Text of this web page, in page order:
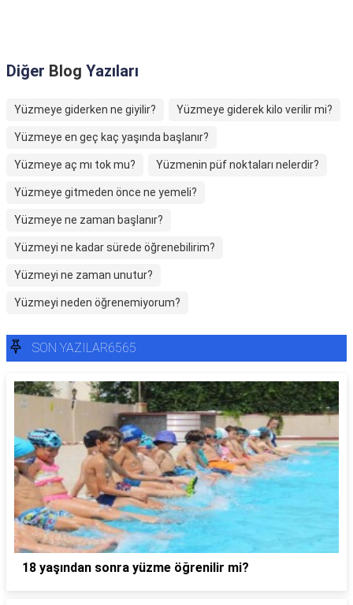
Diğer Blog Yazıları
Yüzmeye giderken ne giyilir? Yüzmeye giderek kilo verilir mi?
Yüzmeye en geç kaç yaşında başlanır?
Yüzmeye aç mı tok mu? Yüzmenin püf noktaları nelerdir?
Yüzmeye gitmeden önce ne yemeli?
Yüzmeye ne zaman başlanır?
Yüzmeyi ne kadar sürede öğrenebilirim?
Yüzmeyi ne zaman unutur?
Yüzmeyi neden öğrenemiyorum?
SON YAZILAR6565
18 yaşından sonra yüzme öğrenilir mi?